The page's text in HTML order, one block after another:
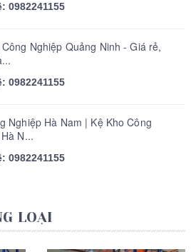
0982241155
Nghiệp Quảng Ninh - Giá rẻ,
0982241155
Nghiệp Hà Nam | Kệ Kho Công
N...
0982241155
LOẠI